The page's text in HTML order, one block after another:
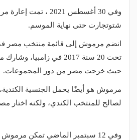
وفي 30 أغسطس 2021 ،
شتوتجارت حتى نهاية الموسم.
انضم مرموش إلى قائمة منتخب مصر في
تحت 20 سنة 2017 في
حيث خرجت مصر من دور المجموعات.
مرموش هو أيضًا يحمل الجنسية
لصالح للمنتخب الكندي، ولكنه اختار
وفي 12 سبتمبر الماضي تمكن